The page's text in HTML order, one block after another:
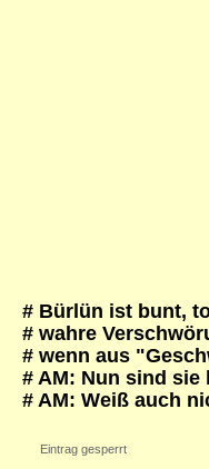
# Bürlün ist bunt,
# wahre
# wenn aus
# AM: Nun sind sie
# AM: Weiß auch
Eintrag gesperrt